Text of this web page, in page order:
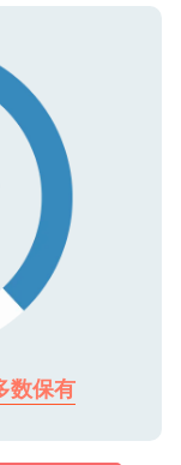
ください。
数保有